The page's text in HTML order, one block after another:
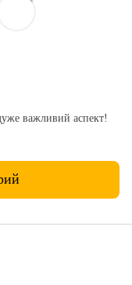
важливий аспект!